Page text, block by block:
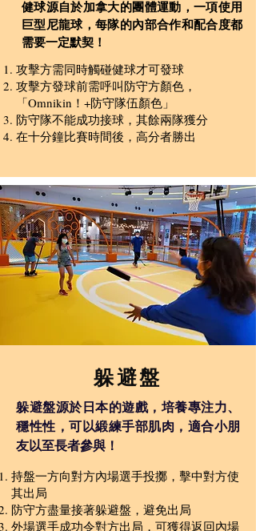
健球源自於加拿大的團體運動，一項使用
巨型尼龍球，每隊的內部合作和配合度都
需要一定默契！
攻擊方需同時觸碰健球才可發球
攻擊方發球前需呼叫防守方顏色​，
「Omnikin！+防守隊伍顏色」
​防守隊不能成功接球，其餘兩隊獲分
在十分鐘比賽時間後，高分者勝出
​躲避盤
躲避盤源於日本的遊戲，培養專注力、
穩性性，可以緞練手部肌肉，適合小朋
友以至長者參與！
持盤一方向對方內場選手投擲，擊中對方使
其出局
防守方盡量接著躲避盤，避免出局
外場選手成功令對方出局，可獲得返回內場